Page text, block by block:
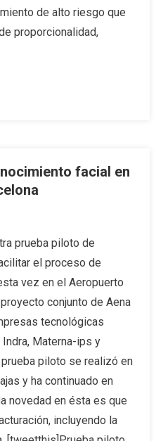
de alto riesgo que
proporcionalidad,
facial en
prueba piloto de
el proceso de
vez en el Aeropuerto
conjunto de Aena
tecnológicas
Materna-ips y
piloto se realizó en
y ha continuado en
novedad en ésta es que
incluyendo la